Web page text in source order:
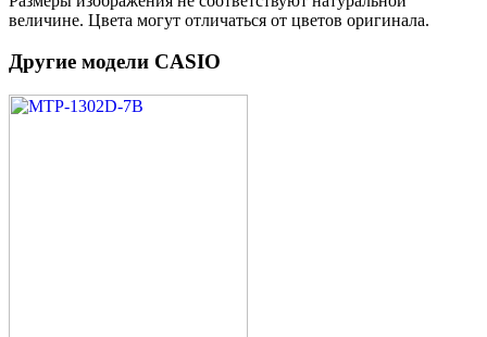
величине. Цвета могут отличаться от цветов оригинала.
Другие модели CASIO